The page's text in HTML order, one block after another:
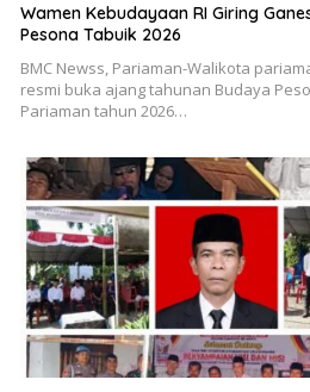
Wamen Kebudayaan RI Giring
Pesona Tabuik 2026
BMC Newss, Pariaman-Walikota
resmi buka ajang tahunan Budaya
Pariaman tahun 2026…